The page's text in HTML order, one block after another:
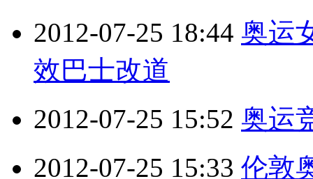
2012-07-25 18:44 奥运
效巴士改道
2012-07-25 15:52 奥运
2012-07-25 15:33 伦敦